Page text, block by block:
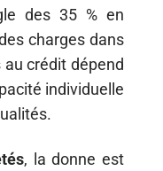
des 35 % en
charges dans
au crédit dépend
individuelle
, la donne est